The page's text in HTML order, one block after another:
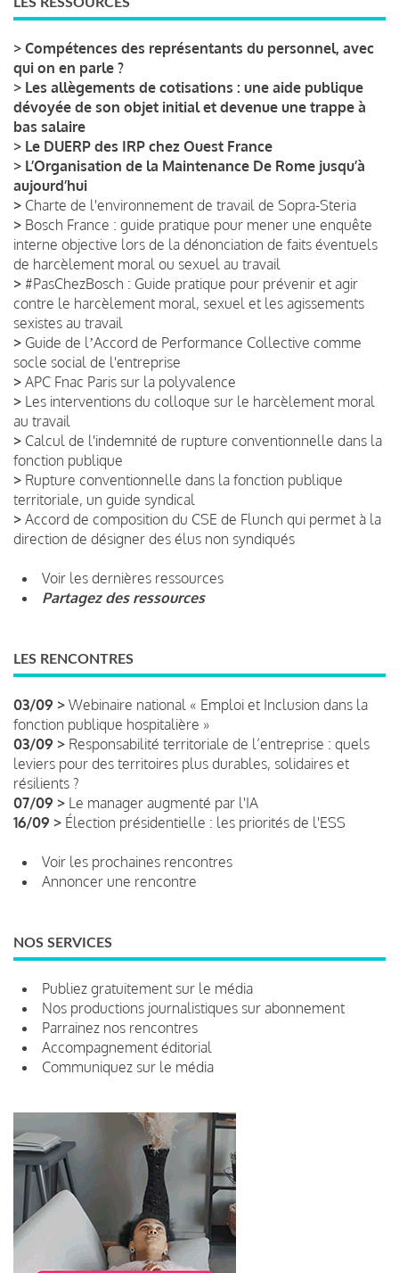
> Compétences des représentants du personnel, avec
qui on en parle ?
> Les allègements de cotisations : une aide publique
dévoyée de son objet initial et devenue une trappe à
bas salaire
> Le DUERP des IRP chez Ouest France
> L’Organisation de la Maintenance De Rome jusqu’à
aujourd’hui
> Charte de l'environnement de travail de Sopra-Steria
> Bosch France : guide pratique pour mener une enquête
interne objective lors de la dénonciation de faits éventuels
de harcèlement moral ou sexuel au travail
> #PasChezBosch : Guide pratique pour prévenir et agir
contre le harcèlement moral, sexuel et les agissements
sexistes au travail
> Guide de lʼAccord de Performance Collective comme
socle social de l'entreprise
> APC Fnac Paris sur la polyvalence
> Les interventions du colloque sur le harcèlement moral
au travail
> Calcul de l'indemnité de rupture conventionnelle dans la
fonction publique
> Rupture conventionnelle dans la fonction publique
territoriale, un guide syndical
> Accord de composition du CSE de Flunch qui permet à la
direction de désigner des élus non syndiqués
Voir les dernières ressources
Partagez des ressources
LES RENCONTRES
03/09 > Webinaire national « Emploi et Inclusion dans la
fonction publique hospitalière »
03/09 > Responsabilité territoriale de l’entreprise : quels
leviers pour des territoires plus durables, solidaires et
résilients ?
07/09 > Le manager augmenté par l'IA
16/09 > Élection présidentielle : les priorités de l'ESS
Voir les prochaines rencontres
Annoncer une rencontre
NOS SERVICES
Publiez gratuitement sur le média
Nos productions journalistiques sur abonnement
Parrainez nos rencontres
Accompagnement éditorial
Communiquez sur le média